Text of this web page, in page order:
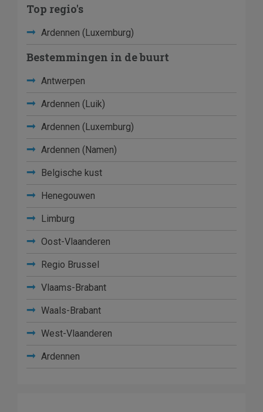
Top regio's
Ardennen (Luxemburg)
Bestemmingen in de buurt
Antwerpen
Ardennen (Luik)
Ardennen (Luxemburg)
Ardennen (Namen)
Belgische kust
Henegouwen
Limburg
Oost-Vlaanderen
Regio Brussel
Vlaams-Brabant
Waals-Brabant
West-Vlaanderen
Ardennen